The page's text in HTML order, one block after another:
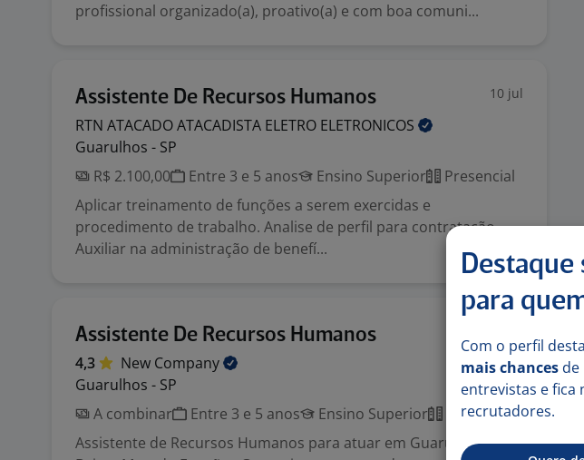
profissional organizado(a), proativo(a) e com boa comuni...
Assistente De Recursos Humanos 10 jul
RTN ATACADO ATACADISTA ELETRO ELETRONICOS
Guarulhos - SP
R$ 2.100,00
Entre 3 e 5 anos Ensino Superior
Presencial
Aplicar treinamento de funções a serem exercidas e
procedimento de trabalho. Analise de perfil para contratação.
Auxiliar na administração de benefí...
Assistente De Recursos Humanos
4,3 New Company
Guarulhos - SP
A combinar
Entre 3 e 5 anos Ensino Superior
Presencial
Assistente de Recursos Humanos para atuar em Guarulhos no
para
Com o perfil
mais chances de
entrevistas e fica
recrutadores.